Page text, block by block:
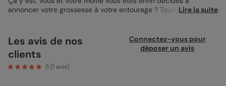
annoncer votre grossesse à votre entourage ? Toutes nos
dont vous vous souviendrez toute votre vie. Annoncez cette
belle nouvelle avec une jolie
carte annonce grossesse
personnalisée. Le design Cap tonton saura vous aider à faire
cette annonce avec humour. Sur le recto de cette carte,
Lire la suite
Les avis de nos
clients
5(1 avis)
Connectez-vous pour
déposer un avis